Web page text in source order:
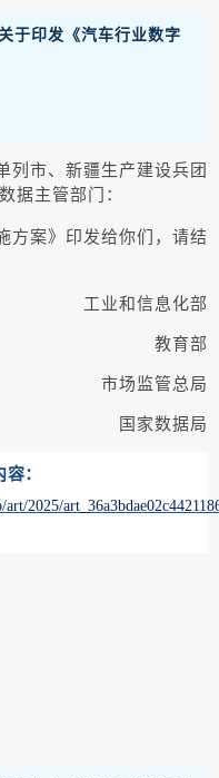
于印发《汽车行业数字
列市、新疆生产建设兵团
据主管部门：
方案》印发给你们，请结
工业和信息化部
教育部
市场监管总局
国家数据局
：
2025/